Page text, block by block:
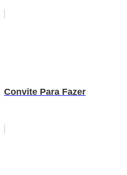
Convite Para Fazer